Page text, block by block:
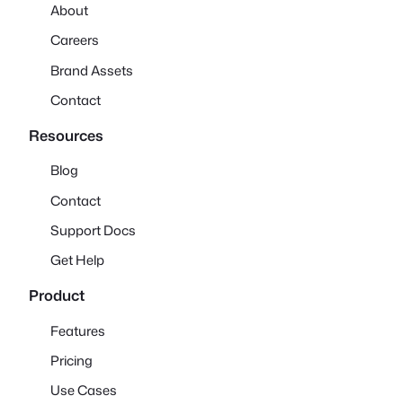
About
Careers
Brand Assets
Contact
Resources
Blog
Contact
Support Docs
Get Help
Product
Features
Pricing
Use Cases